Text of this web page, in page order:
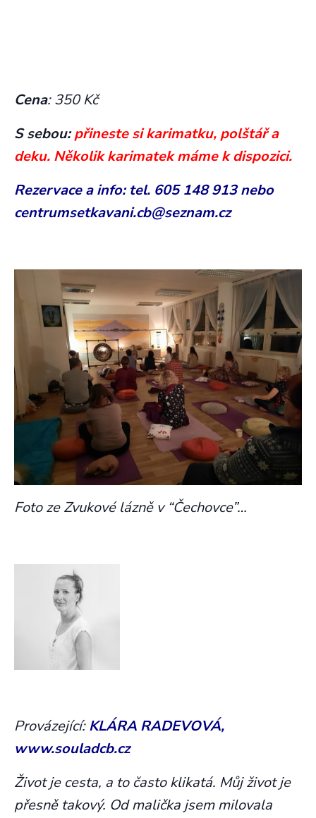
Cena: 350 Kč
S sebou:přineste si karimatku, polštář a
deku. Několik karimatek máme k dispozici.
Rezervace a info: tel. 605 148 913 nebo
centrumsetkavani.cb@seznam.cz
Foto ze Zvukové lázně v “Čechovce”…
Provázející:KLÁRA RADEVOVÁ,
www.souladcb.cz
Život je cesta, a to často klikatá. Můj život je
přesně takový. Od malička jsem milovala